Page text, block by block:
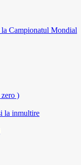
Campionatul Mondial
)
la inmultire